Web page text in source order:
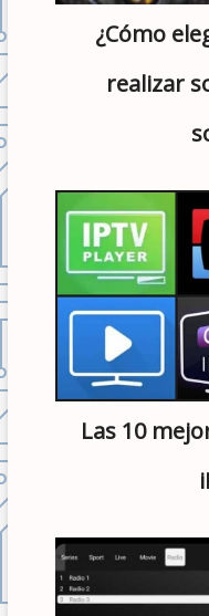
¿Cómo elegir una app para
realizar
Las 10 mejores app IPTV para